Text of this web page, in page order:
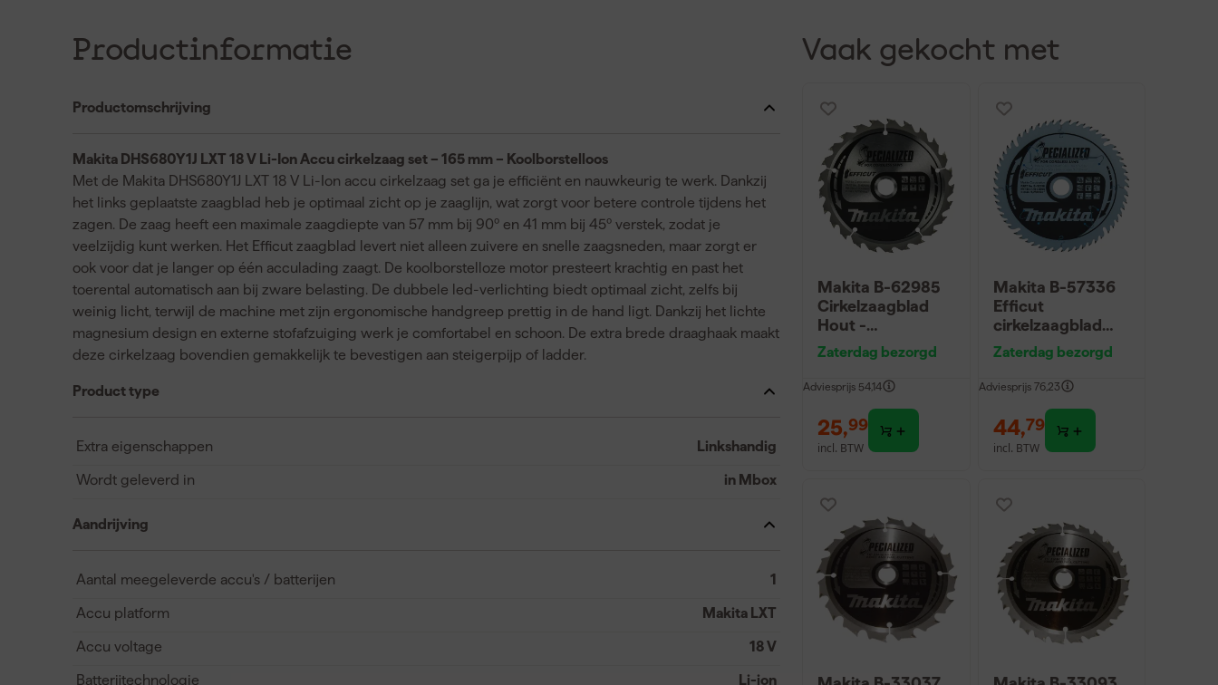
Productinformatie
Productomschrijving
Makita DHS680Y1J LXT 18 V Li-Ion Accu cirkelzaag set – 165 mm – Koolborstelloos
Met de Makita DHS680Y1J LXT 18 V Li-Ion accu cirkelzaag set ga je efficiënt en nauwkeurig te werk. Dankzij
het links geplaatste zaagblad heb je optimaal zicht op je zaaglijn, wat zorgt voor betere controle tijdens het
zagen. De zaag heeft een maximale zaagdiepte van 57 mm bij 90º en 41 mm bij 45º verstek, zodat je
veelzijdig kunt werken. Het Efficut zaagblad levert niet alleen zuivere en snelle zaagsneden, maar zorgt er
ook voor dat je langer op één acculading zaagt. De koolborstelloze motor presteert krachtig en past het
toerental automatisch aan bij zware belasting. De dubbele led-verlichting biedt optimaal zicht, zelfs bij
weinig licht, terwijl de machine met zijn ergonomische handgreep prettig in de hand ligt. Dankzij het lichte
magnesium design en externe stofafzuiging werk je comfortabel en schoon. De extra brede draaghaak maakt
deze cirkelzaag bovendien gemakkelijk te bevestigen aan steigerpijp of ladder.
Product type
Extra eigenschappen Linkshandig
Wordt geleverd in in Mbox
Aandrijving
Aantal meegeleverde accu's / batterijen 1
Accu platform Makita LXT
Accu voltage 18 V
Batterijtechnologie Li-ion
Vaak gekocht met
Makita B-62985
Cirkelzaagblad
Hout -
165x20x1,4mm
25T
Zaterdag bezorgd
Adviesprijs 54,14
25,99
incl. BTW
Makita B-57336
Efficut
cirkelzaagblad
voor Hout - 165 x
20 x 56T
Zaterdag bezorgd
Adviesprijs 76,23
44,79
incl. BTW